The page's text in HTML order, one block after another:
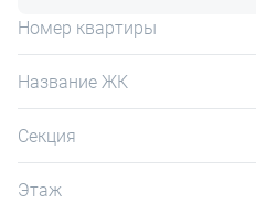
Номер квартиры
Название ЖК
Секция
Этаж